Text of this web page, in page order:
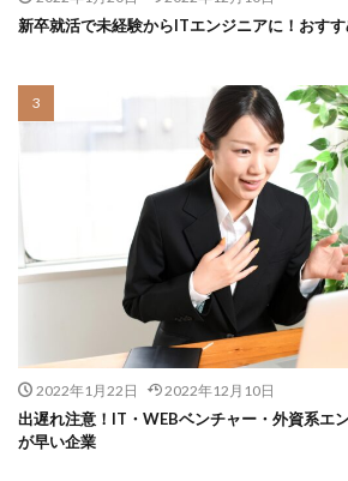
新卒就活で未経験からITエンジニアに！おす
2022年1月22日 2022年12月10日
出遅れ注意！IT・WEBベンチャー・外資系エ
が早い企業